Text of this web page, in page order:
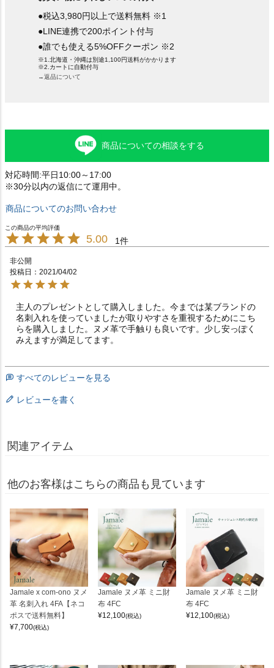
●税込3,980円以上で送料無料 ※1
●LINE連携で200ポイント付与
●誰でも使える5%OFFクーポン ※2
※1.北海道・沖縄は別途1,100円送料がかかります
※2.カートに自動付与
→返品について
商品についての相談をする
対応時間:平日10:00～17:00
※30分以内の返信にて運用中。
商品についてのお問い合わせ
5.00 1
非公開
投稿日
2021/04/02
主人のプレゼントとして購入しました。今までは某ブランドの
名刺入れを使っていましたが取りやすさを重視するためにこち
らを購入しました。ヌメ革で手触りも良いです。少し安っぽく
みえますが満足してます。
すべてのレビューを見る
レビューを書く
関連アイテム
他のお客様はこちらの商品も見ています
Jamale x com-ono ヌメ
革 名刺入れ 4FA【ネコ
ポスで送料無料】
¥7,700(税込)
Jamale ヌメ革 ミニ財
布 4FC
¥12,100(税込)
Jamale ヌメ革 ミニ財
布 4FC
¥12,100(税込)